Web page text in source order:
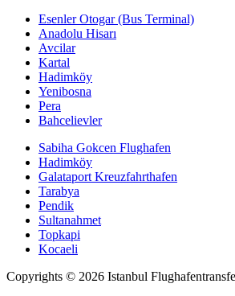
Esenler Otogar (Bus Terminal)
Anadolu Hisarı
Avcilar
Kartal
Hadimköy
Yenibosna
Pera
Bahcelievler
Sabiha Gokcen Flughafen
Hadimköy
Galataport Kreuzfahrthafen
Tarabya
Pendik
Sultanahmet
Topkapi
Kocaeli
Copyrights © 2026 Istanbul